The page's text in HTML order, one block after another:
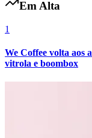
Em Alta
1
We Coffee volta aos
vitrola e boombox